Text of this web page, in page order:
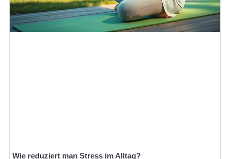
Wie reduziert man Stress im Alltag?